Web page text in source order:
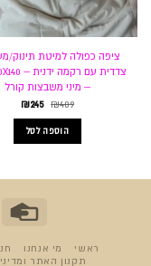
ציפה כפולה למיטת תינוק/
– מיני משבצות קורל
₪409
המחיר
היה:
₪409.
₪245
המחיר
הוספה לסל
ראשי מי אנחנו
תקנון האתר